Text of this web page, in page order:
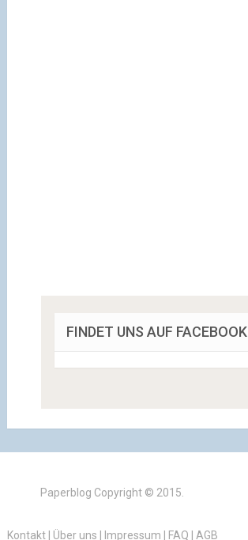
FINDET UNS AUF FACEBOOK
Paperblog Copyright © 2015.
Kontakt| Über uns Impressum FAQ AGB